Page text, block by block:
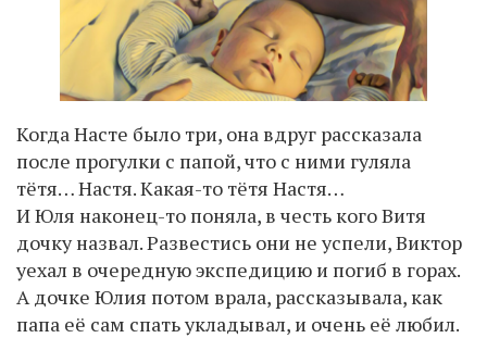
Когда Насте было три, она вдруг рассказала
после прогулки с папой, что с ними гуляла
тётя… Настя. Какая-то тётя Настя…
И Юля наконец-то поняла, в честь кого Витя
дочку назвал. Развестись они не успели, Виктор
уехал в очередную экспедицию и погиб в горах.
А дочке Юлия потом врала, рассказывала, как
папа её сам спать укладывал, и очень её любил.